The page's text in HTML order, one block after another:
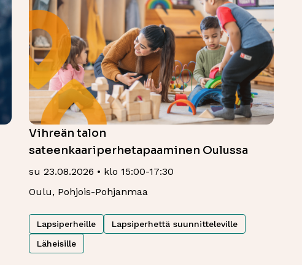
Vihreän talon
sateenkaariperhetapaaminen Oulussa
su 23.08.2026 • klo 15:00-17:30
Oulu, Pohjois-Pohjanmaa
Lapsiperheille
Lapsiperhettä suunnitteleville
Läheisille